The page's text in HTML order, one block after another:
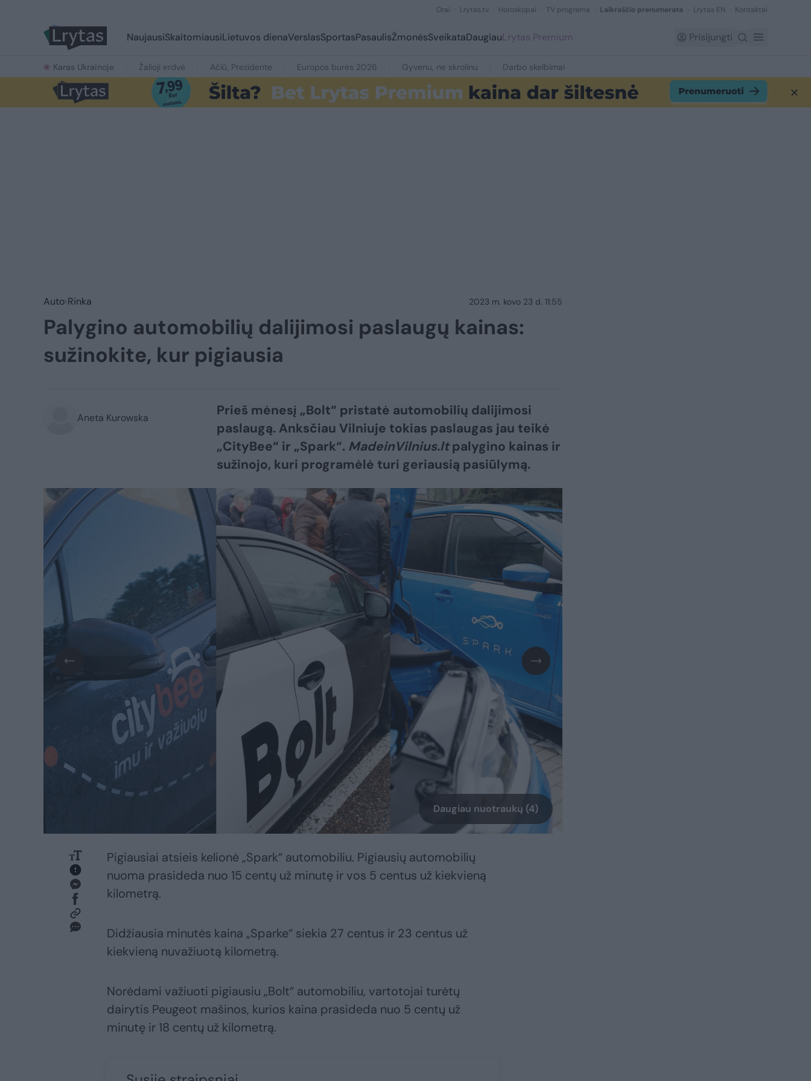
Orai Lrytas.tv Horoskopai TV programa Laikraščio prenumerata Lrytas EN Kontaktai
NaujausiSkaitomiausiLietuvos dienaVerslasSportasPasaulisŽmonėsSveikataDaugiauLrytas Premium Prisijungti
Karas Ukrainoje Žalioji erdvė Ačiū, Prezidente Europos burės 2026 Gyvenu, ne skrolinu Darbo skelbimai
Auto Rinka 2023 m. kovo 23 d. 11:55
Palygino automobilių dalijimosi paslaugų kainas:
sužinokite, kur pigiausia
Aneta Kurowska
Prieš mėnesį „Bolt“ pristatė automobilių dalijimosi
paslaugą. Anksčiau Vilniuje tokias paslaugas jau teikė
„CityBee“ ir „Spark“. MadeinVilnius.ltpalygino kainas ir
sužinojo, kuri programėlė turi geriausią pasiūlymą.
Daugiau nuotraukų (4)
Pigiausiai atsieis kelionė „Spark“ automobiliu. Pigiausių automobilių
nuoma prasideda nuo 15 centų už minutę ir vos 5 centus už kiekvieną
kilometrą.
Didžiausia minutės kaina „Sparke“ siekia 27 centus ir 23 centus už
kiekvieną nuvažiuotą kilometrą.
Norėdami važiuoti pigiausiu „Bolt“ automobiliu, vartotojai turėtų
dairytis Peugeot mašinos, kurios kaina prasideda nuo 5 centų už
minutę ir 18 centų už kilometrą.